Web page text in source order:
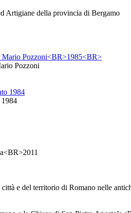
Artigiane della provincia di Bergamo
Pozzoni
1984